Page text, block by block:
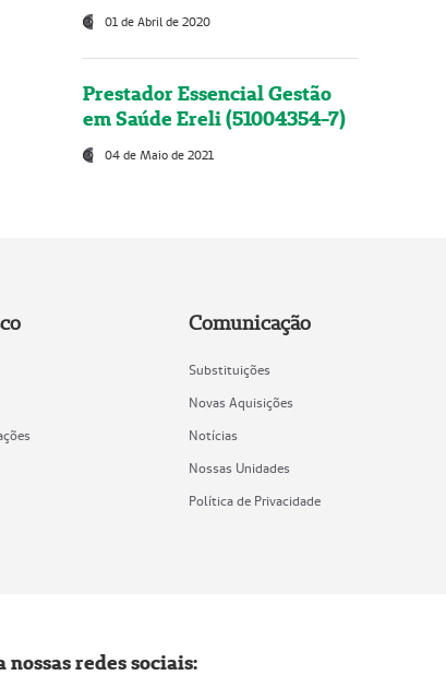
01 de Abril de 2020
Prestador Essencial Gestão
em Saúde Ereli (51004354-7)
04 de Maio de 2021
Comunicação
Substituições
Novas Aquisições
Notícias
Nossas Unidades
Política de Privacidade
nossas redes sociais: